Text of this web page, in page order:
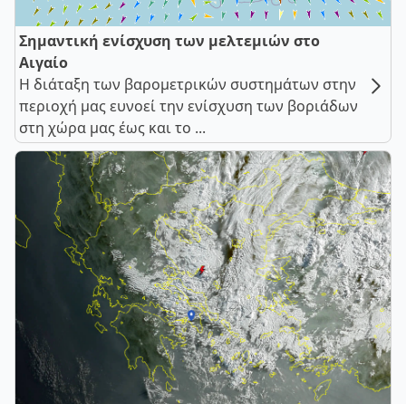
Σημαντική ενίσχυση των μελτεμιών στο
Αιγαίο
Η διάταξη των βαρομετρικών συστημάτων στην
περιοχή μας ευνοεί την ενίσχυση των βοριάδων
στη χώρα μας έως και το ...